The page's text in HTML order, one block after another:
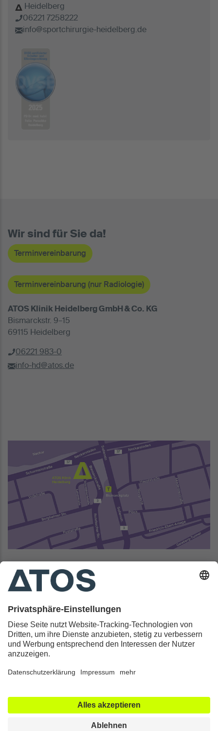
Heidelberg
06221 7258222
info@sportchirurgie-heidelberg.de
Wir sind für Sie da!
Terminvereinbarung
Terminvereinbarung (nur Radiologie)
ATOS Klinik Heidelberg GmbH & Co. KG
Bismarckstr. 9–15
69115 Heidelberg
06221 983-0
info-hd@atos.de
Kontakt & Rechtliches
Alle ATOS Kliniken